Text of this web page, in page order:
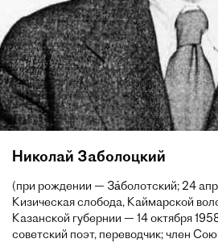
Николай Заболоцкий
(при рождении — За́болотский; 24
Кизическая слобода, Каймарской
Казанской губернии — 14 октября
советский поэт, переводчик; член